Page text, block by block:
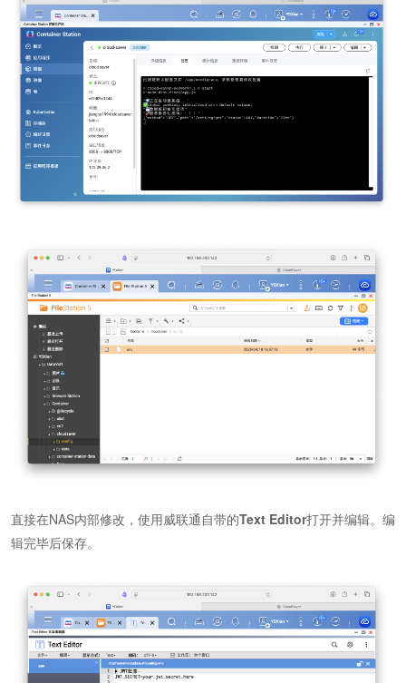
直接在NAS内部修改，使用威联通自带的Text Editor打开并编辑。编
辑完毕后保存。